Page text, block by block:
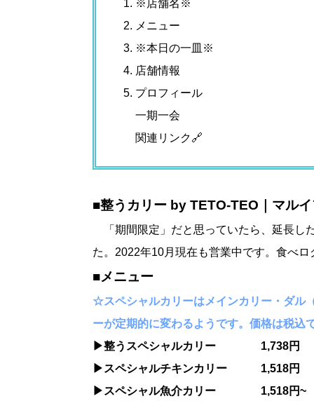
※店舗名※
メニュー
※本日の一皿※
店舗情報
プロフィール
一期一会
関連リンク🔗
■整うカリー by TETO-TEO｜マル
「期間限定」だと思っていたら、延長し
た。2022年10月現在も営業中です。食べ
■メニュー
☆スペシャルカリーはメインカリー・ダル
ーが定期的に変わるようです。価格は税込
▶︎整うスペシャルカリー 1,738円
▶︎スペシャルチキンカリー 1,518円
▶︎スペシャル魚介カリー 1,518円~